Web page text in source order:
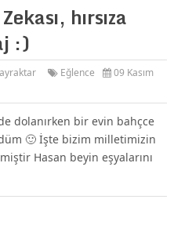
hırsıza
:)
Eğlence
09 Kasım
dolanırken bir evin bahçce
🙂 İşte bizim milletimizin
Hasan beyin eşyalarını